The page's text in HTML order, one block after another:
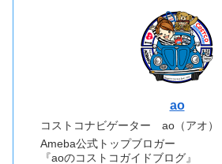
ao
コストコナビゲーター ao（アオ）
Ameba公式トップブロガー
『aoのコストコガイドブログ』